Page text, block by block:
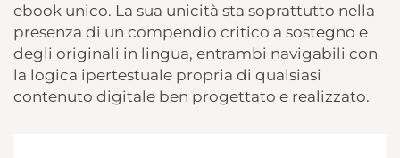
ebook unico. La sua unicità sta soprattutto nella
presenza di un compendio critico a sostegno e
degli originali in lingua, entrambi navigabili con
la logica ipertestuale propria di qualsiasi
contenuto digitale ben progettato e realizzato.